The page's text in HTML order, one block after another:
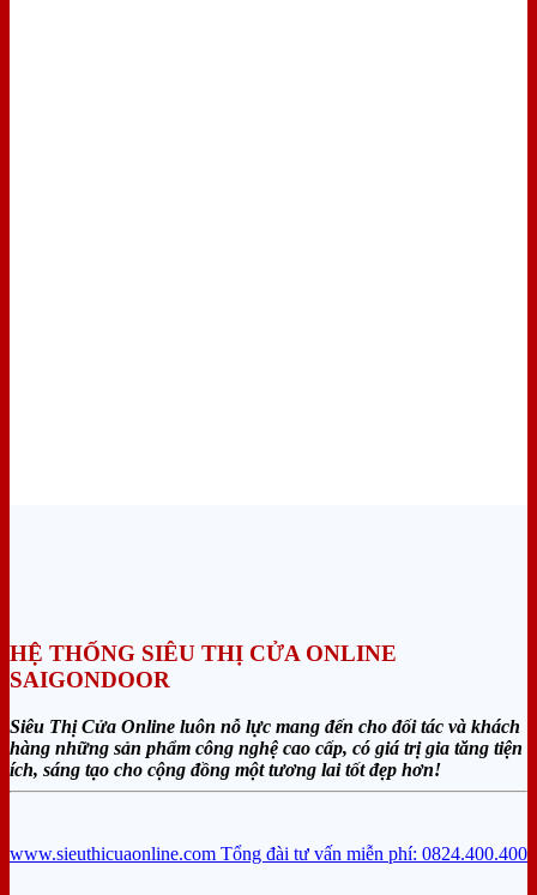
HỆ THỐNG SIÊU THỊ CỬA ONLINE
SAIGONDOOR
Siêu Thị Cửa Online luôn nỗ lực mang đến cho đối tác và khách
hàng những sản phẩm công nghệ cao cấp, có giá trị gia tăng tiện
ích, sáng tạo cho cộng đồng một tương lai tốt đẹp hơn!
www.sieuthicuaonline.com Tổng đài tư vấn miễn phí: 0824.400.400